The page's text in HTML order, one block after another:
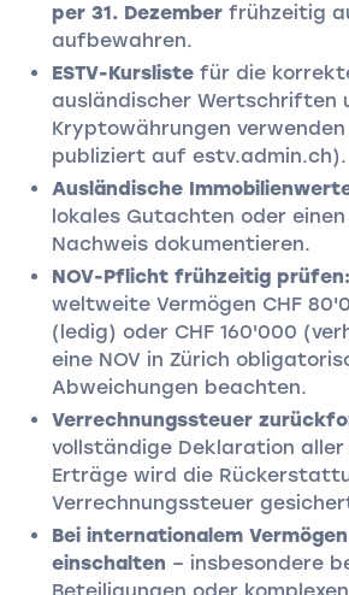
per 31. Dezember frühzeitig
aufbewahren.
ESTV-Kursliste für die
ausländischer Wertschriften
Kryptowährungen
publiziert auf estv.admin.ch).
Ausländische
lokales Gutachten oder
Nachweis dokumentieren.
NOV-Pflicht frühzeitig prüfen:
weltweite Vermögen CHF
(ledig) oder CHF 160'000
eine NOV in Zürich
Abweichungen beachten.
Verrechnungssteuer
vollständige Deklaration aller
Erträge wird die
Verrechnungssteuer
Bei internationalem
einschalten – insbesondere